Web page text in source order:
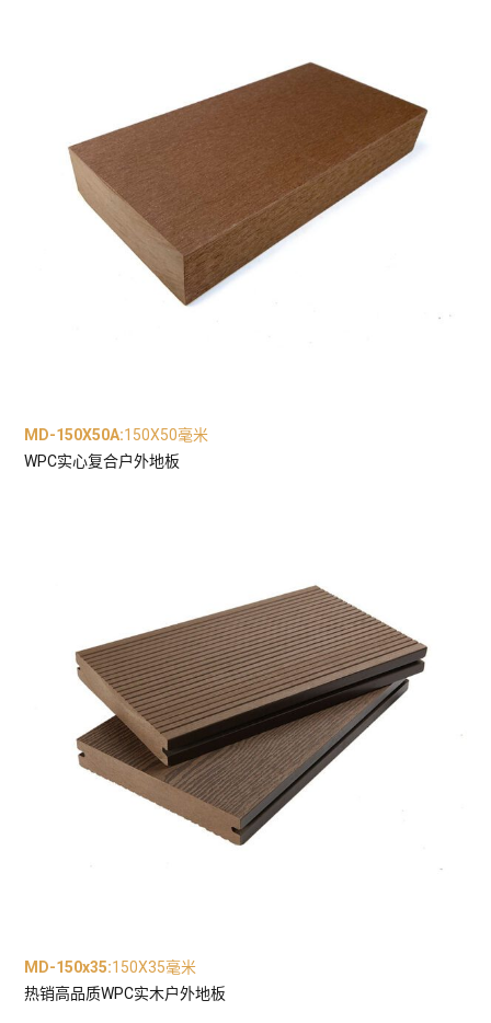
MD-150X50A:150X50毫米
WPC实心复合户外地板
MD-150x35:150X35毫米
热销高品质WPC实木户外地板